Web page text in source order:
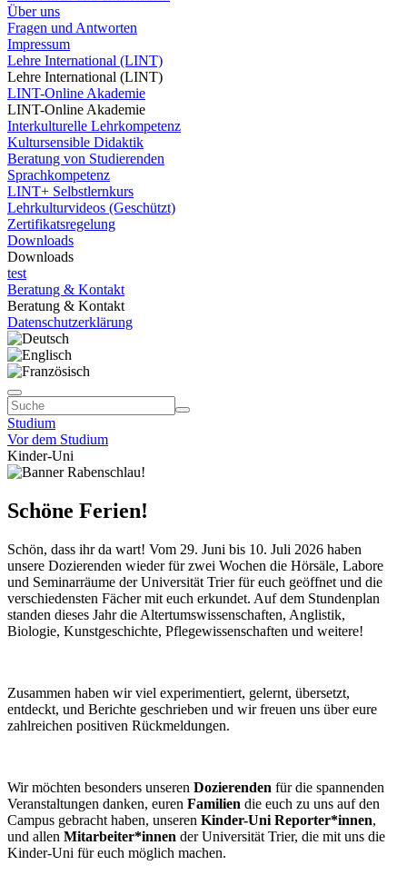
Über uns
Fragen und Antworten
Impressum
Lehre International (LINT)
Lehre International (LINT)
LINT-Online Akademie
LINT-Online Akademie
Interkulturelle Lehrkompetenz
Kultursensible Didaktik
Beratung von Studierenden
Sprachkompetenz
LINT+ Selbstlernkurs
Lehrkulturvideos (Geschützt)
Zertifikatsregelung
Downloads
Downloads
test
Beratung & Kontakt
Beratung & Kontakt
Datenschutzerklärung
Studium
Vor dem Studium
Kinder-Uni
Schöne Ferien!
Schön, dass ihr da wart! Vom 29. Juni bis 10. Juli 2026 haben
unsere Dozierenden wieder für zwei Wochen die Hörsäle, Labore
und Seminarräume der Universität Trier für euch geöffnet und die
verschiedensten Fächer mit euch erkundet. Auf dem Stundenplan
standen dieses Jahr die Altertumswissenschaften, Anglistik,
Biologie, Kunstgeschichte, Pflegewissenschaften und weitere!
Zusammen haben wir viel experimentiert, gelernt, übersetzt,
entdeckt, und Berichte geschrieben und wir freuen uns über eure
zahlreichen positiven Rückmeldungen.
Wir möchten besonders unseren Dozierenden für die spannenden
Veranstaltungen danken, euren Familien die euch zu uns auf den
Campus gebracht haben, unseren Kinder-Uni Reporter*innen,
und allen Mitarbeiter*innen der Universität Trier, die mit uns die
Kinder-Uni für euch möglich machen.